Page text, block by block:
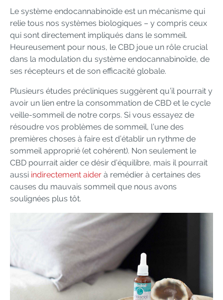
Le système endocannabinoïde est un mécanisme qui
relie tous nos systèmes biologiques – y compris ceux
qui sont directement impliqués dans le sommeil.
Heureusement pour nous, le CBD joue un rôle crucial
dans la modulation du système endocannabinoïde, de
ses récepteurs et de son efficacité globale.
Plusieurs études précliniques suggèrent qu’il pourrait y
avoir un lien entre la consommation de CBD et le cycle
veille-sommeil de notre corps. Si vous essayez de
résoudre vos problèmes de sommeil, l’une des
premières choses à faire est d’établir un rythme de
sommeil approprié (et cohérent). Non seulement le
CBD pourrait aider ce désir d’équilibre, mais il pourrait
aussi indirectement aider à remédier à certaines des
causes du mauvais sommeil que nous avons
soulignées plus tôt.